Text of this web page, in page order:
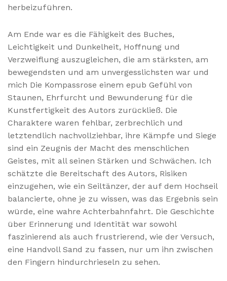
herbeizuführen.
Am Ende war es die Fähigkeit des Buches,
Leichtigkeit und Dunkelheit, Hoffnung und
Verzweiflung auszugleichen, die am stärksten, am
bewegendsten und am unvergesslichsten war und
mich Die Kompassrose einem epub Gefühl von
Staunen, Ehrfurcht und Bewunderung für die
Kunstfertigkeit des Autors zurückließ. Die
Charaktere waren fehlbar, zerbrechlich und
letztendlich nachvollziehbar, ihre Kämpfe und Siege
sind ein Zeugnis der Macht des menschlichen
Geistes, mit all seinen Stärken und Schwächen. Ich
schätzte die Bereitschaft des Autors, Risiken
einzugehen, wie ein Seiltänzer, der auf dem Hochseil
balancierte, ohne je zu wissen, was das Ergebnis sein
würde, eine wahre Achterbahnfahrt. Die Geschichte
über Erinnerung und Identität war sowohl
faszinierend als auch frustrierend, wie der Versuch,
eine Handvoll Sand zu fassen, nur um ihn zwischen
den Fingern hindurchrieseln zu sehen.